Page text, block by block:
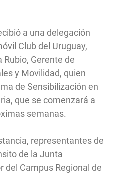
a una delegación
Club del Uruguay,
Rubio, Gerente de
y Movilidad, quien
de Sensibilización en
que se comenzará a
semanas.
representantes de
de la Junta
del Campus Regional de